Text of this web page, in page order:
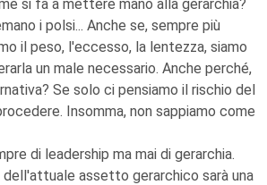
si fa a mettere mano alla gerarchia?
i polsi... Anche se, sempre più
il peso, l'eccesso, la lentezza, siamo
un male necessario. Anche perché,
Se solo ci pensiamo il rischio del
Insomma, non sappiamo come
di leadership ma mai di gerarchia.
dell'attuale assetto gerarchico sarà una